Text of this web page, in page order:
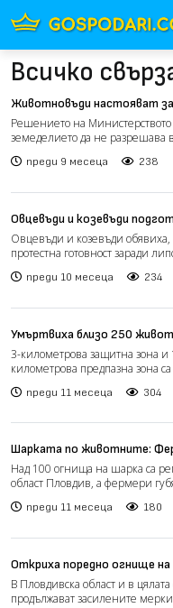
Всичко
Животновъди настояват
ваксинация срещу шарка по
преживни животни (видео)
Решението на Министерството
земеделието да не разрешава
преди 9 месеца 238
Овцевъди и козевъди
протест заради шарката по
животните (видео)
Овцевъди и козевъди обявиха,
протестна готовност заради
преди 10 месеца 234
Умъртвиха близо 250
нови огнища на шарка в
(видео)
3-километрова защитна зона и
километрова предпазна зона
преди 11 месеца 304
Шарката по животните:
продължават да губят цели
заради заболяването (видео)
Над 100 огнища на шарка са
област Пловдив, а фермери
преди 11 месеца 180
Откриха поредно огнище на
овцете - този път в
стопанство
В Пловдивска област и в цялата
продължават засилените